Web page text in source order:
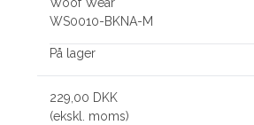
Woof Wear
WS0010-BKNA-M
På lager
229,00 DKK
(ekskl. moms)